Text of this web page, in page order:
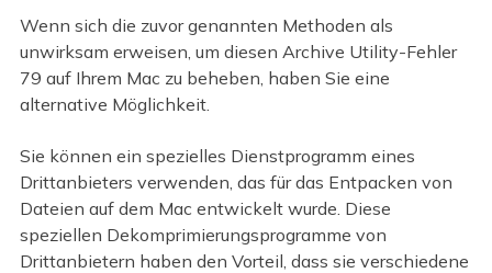
Wenn sich die zuvor genannten Methoden als
unwirksam erweisen, um diesen Archive Utility-Fehler
79 auf Ihrem Mac zu beheben, haben Sie eine
alternative Möglichkeit.
Sie können ein spezielles Dienstprogramm eines
Drittanbieters verwenden, das für das Entpacken von
Dateien auf dem Mac entwickelt wurde. Diese
speziellen Dekomprimierungsprogramme von
Drittanbietern haben den Vorteil, dass sie verschiedene